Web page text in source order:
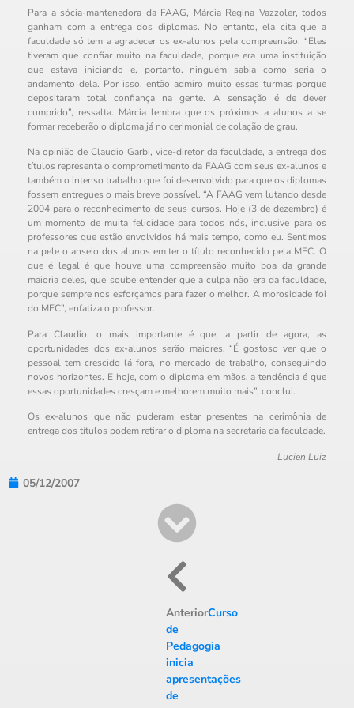
Para a sócia-mantenedora da FAAG, Márcia Regina Vazzoler, todos
ganham com a entrega dos diplomas. No entanto, ela cita que a
faculdade só tem a agradecer os ex-alunos pela compreensão. “Eles
tiveram que confiar muito na faculdade, porque era uma instituição
que estava iniciando e, portanto, ninguém sabia como seria o
andamento dela. Por isso, então admiro muito essas turmas porque
depositaram total confiança na gente. A sensação é de dever
cumprido”, ressalta. Márcia lembra que os próximos a alunos a se
formar receberão o diploma já no cerimonial de colação de grau.
Na opinião de Claudio Garbi, vice-diretor da faculdade, a entrega dos
títulos representa o comprometimento da FAAG com seus ex-alunos e
também o intenso trabalho que foi desenvolvido para que os diplomas
fossem entregues o mais breve possível. “A FAAG vem lutando desde
2004 para o reconhecimento de seus cursos. Hoje (3 de dezembro) é
um momento de muita felicidade para todos nós, inclusive para os
professores que estão envolvidos há mais tempo, como eu. Sentimos
na pele o anseio dos alunos em ter o título reconhecido pela MEC. O
que é legal é que houve uma compreensão muito boa da grande
maioria deles, que soube entender que a culpa não era da faculdade,
porque sempre nos esforçamos para fazer o melhor. A morosidade foi
do MEC”, enfatiza o professor.
Para Claudio, o mais importante é que, a partir de agora, as
oportunidades dos ex-alunos serão maiores. “É gostoso ver que o
pessoal tem crescido lá fora, no mercado de trabalho, conseguindo
novos horizontes. E hoje, com o diploma em mãos, a tendência é que
essas oportunidades cresçam e melhorem muito mais”, conclui.
Os ex-alunos que não puderam estar presentes na cerimônia de
entrega dos títulos podem retirar o diploma na secretaria da faculdade.
Lucien Luiz
05/12/2007
AnteriorCurso
de
Pedagogia
inicia
apresentações
de